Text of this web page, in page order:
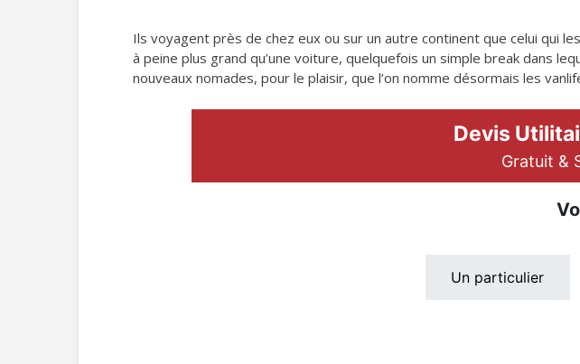
Ils voyagent près de chez eux ou sur un autre continent que celui qui
à peine plus grand qu’une voiture, quelquefois un simple break dans
nouveaux nomades, pour le plaisir, que l’on nomme désormais les